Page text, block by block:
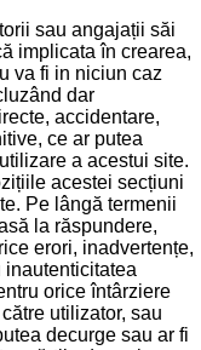
sau angajații săi
implicata în crearea,
va fi in niciun caz
dar
accidentare,
ce ar putea
a acestui site.
acestei secțiuni
Pe lângă termenii
la răspundere,
erori, inadvertențe,
orice întârziere
utilizator, sau
decurge sau ar fi